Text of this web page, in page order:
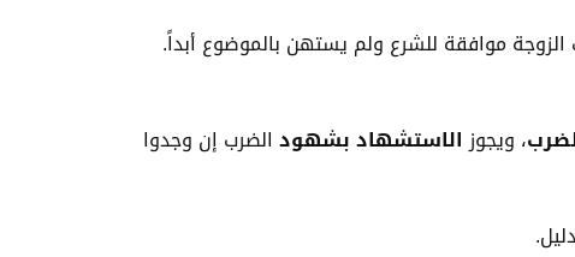
موافقة للشرع ولم يستهن بالموضوع أبداً.
، ويجوزالاستشهاد بشهود الضرب إن وجدوا